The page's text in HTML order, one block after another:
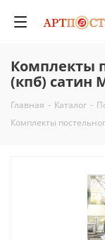
Комплекты
(кпб) сатин
Главная - Каталог -
Комплекты